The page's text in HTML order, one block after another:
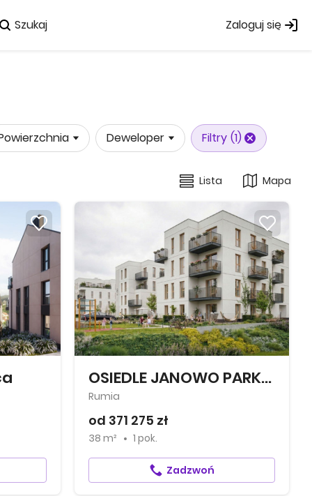
Szukaj Zaloguj się
Deweloper Filtry (1)
Lista Mapa
OSIEDLE JANOWO PARK III
Rumia
od 371 275 zł
38 m² 1 pok.
Zadzwoń